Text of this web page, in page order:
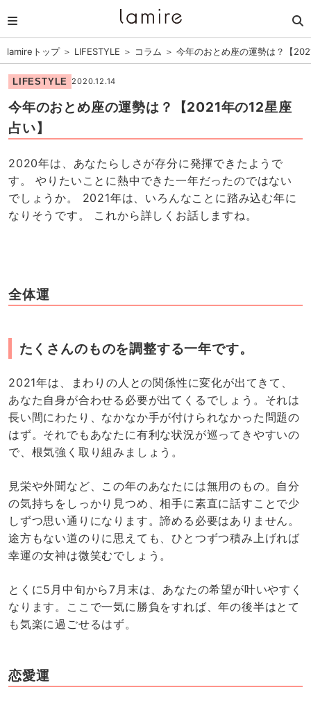
lamireトップ＞ LIFESTYLE ＞ コラム ＞ 今年のおとめ座の運勢は？【
LIFESTYLE 2020.12.14
今年のおとめ座の運勢は？【2021年の12星座
占い】
2020年は、あなたらしさが存分に発揮できたようで
す。 やりたいことに熱中できた一年だったのではない
でしょうか。 2021年は、いろんなことに踏み込む年に
なりそうです。 これから詳しくお話しますね。
全体運
たくさんのものを調整する一年です。
2021年は、まわりの人との関係性に変化が出てきて、
あなた自身が合わせる必要が出てくるでしょう。それは
長い間にわたり、なかなか手が付けられなかった問題の
はず。それでもあなたに有利な状況が巡ってきやすいの
で、根気強く取り組みましょう。
見栄や外聞など、この年のあなたには無用のもの。自分
の気持ちをしっかり見つめ、相手に素直に話すことで少
しずつ思い通りになります。諦める必要はありません。
途方もない道のりに思えても、ひとつずつ積み上げれば
幸運の女神は微笑むでしょう。
とくに5月中旬から7月末は、あなたの希望が叶いやすく
なります。ここで一気に勝負をすれば、年の後半はとて
も気楽に過ごせるはず。
恋愛運